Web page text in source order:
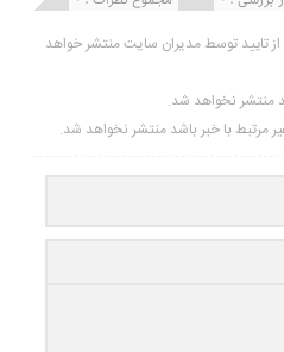
تایید توسط مدیران سایت منتشر خواهد
منتشر نخواهد شد.
مرتبط با خبر باشد منتشر نخواهد شد.